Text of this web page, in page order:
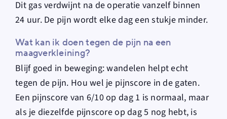
Dit gas verdwijnt na de operatie vanzelf binnen
24 uur. De pijn wordt elke dag een stukje minder.
Wat kan ik doen tegen de pijn na een
maagverkleining?
Blijf goed in beweging: wandelen helpt echt
tegen de pijn. Hou wel je pijnscore in de gaten.
Een pijnscore van 6/10 op dag 1 is normaal, maar
als je diezelfde pijnscore op dag 5 nog hebt, is